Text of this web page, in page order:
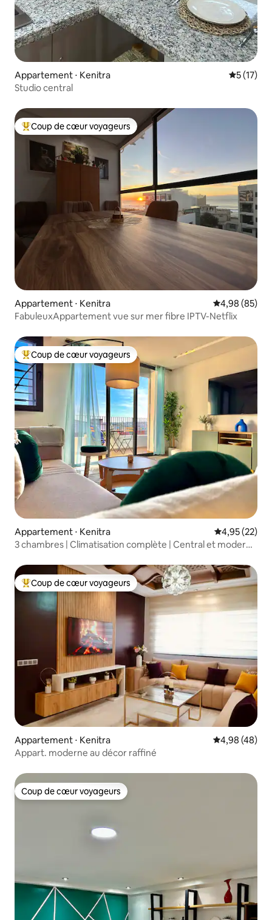
Appartement ⋅ Kenitra
5 (17)
Studio central
Coups de cœur voyageurs les plus appréciés
Coup de cœur voyageurs
Appartement ⋅ Kenitra Évaluation
4,98 (85)
FabuleuxAppartement vue sur mer fibre IPTV-Netflix
Coups de cœur voyageurs les plus appréciés
Coup de cœur voyageurs
Appartement ⋅ Kenitra Évaluation
4,95 (22)
3 chambres | Climatisation complète | Central et moderne
Coups de cœur voyageurs les plus appréciés
Coup de cœur voyageurs
Appartement ⋅ Kenitra Évaluation
4,98 (48)
Appart. moderne au décor raffiné
Coup de cœur voyageurs
Coup de cœur voyageurs